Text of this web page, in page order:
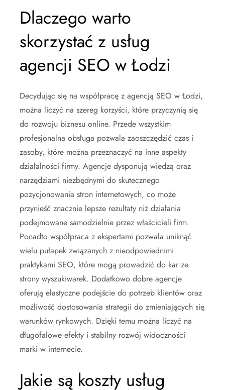
Dlaczego warto
skorzystać z usług
agencji SEO w Łodzi
Decydując się na współpracę z agencją SEO w Łodzi,
można liczyć na szereg korzyści, które przyczynią się
do rozwoju biznesu online. Przede wszystkim
profesjonalna obsługa pozwala zaoszczędzić czas i
zasoby, które można przeznaczyć na inne aspekty
działalności firmy. Agencje dysponują wiedzą oraz
narzędziami niezbędnymi do skutecznego
pozycjonowania stron internetowych, co może
przynieść znacznie lepsze rezultaty niż działania
podejmowane samodzielnie przez właścicieli firm.
Ponadto współpraca z ekspertami pozwala uniknąć
wielu pułapek związanych z nieodpowiednimi
praktykami SEO, które mogą prowadzić do kar ze
strony wyszukiwarek. Dodatkowo dobre agencje
oferują elastyczne podejście do potrzeb klientów oraz
możliwość dostosowania strategii do zmieniających się
warunków rynkowych. Dzięki temu można liczyć na
długofalowe efekty i stabilny rozwój widoczności
marki w internecie.
Jakie są koszty usług